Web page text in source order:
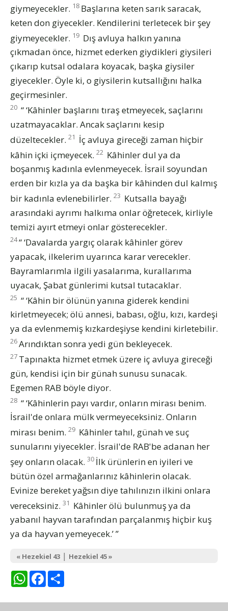
giymeyecekler. 18 Başlarına keten sarık saracak,
keten don giyecekler. Kendilerini terletecek bir şey
giymeyecekler. 19 Dış avluya halkın yanına
çıkmadan önce, hizmet ederken giydikleri giysileri
çıkarıp kutsal odalara koyacak, başka giysiler
giyecekler. Öyle ki, o giysilerin kutsallığını halka
geçirmesinler.
20 “ ‘Kâhinler başlarını tıraş etmeyecek, saçlarını
uzatmayacaklar. Ancak saçlarını kesip
düzeltecekler. 21 İç avluya gireceği zaman hiçbir
kâhin içki içmeyecek. 22 Kâhinler dul ya da
boşanmış kadınla evlenmeyecek. İsrail soyundan
erden bir kızla ya da başka bir kâhinden dul kalmış
bir kadınla evlenebilirler. 23 Kutsalla bayağı
arasındaki ayrımı halkıma onlar öğretecek, kirliyle
temizi ayırt etmeyi onlar gösterecekler.
24“ ‘Davalarda yargıç olarak kâhinler görev
yapacak, ilkelerim uyarınca karar verecekler.
Bayramlarımla ilgili yasalarıma, kurallarıma
uyacak, Şabat günlerimi kutsal tutacaklar.
25 “ ‘Kâhin bir ölünün yanına giderek kendini
kirletmeyecek; ölü annesi, babası, oğlu, kızı, kardeşi
ya da evlenmemiş kızkardeşiyse kendini kirletebilir.
26Arındıktan sonra yedi gün bekleyecek.
27 Tapınakta hizmet etmek üzere iç avluya gireceği
gün, kendisi için bir günah sunusu sunacak.
Egemen RAB böyle diyor.
28 “ ‘Kâhinlerin payı vardır, onların mirası benim.
İsrail'de onlara mülk vermeyeceksiniz. Onların
mirası benim. 29 Kâhinler tahıl, günah ve suç
sunularını yiyecekler. İsrail'de RAB'be adanan her
şey onların olacak. 30 İlk ürünlerin en iyileri ve
bütün özel armağanlarınız kâhinlerin olacak.
Evinize bereket yağsın diye tahılınızın ilkini onlara
vereceksiniz. 31 Kâhinler ölü bulunmuş ya da
yabanıl hayvan tarafından parçalanmış hiçbir kuş
ya da hayvan yemeyecek.’ ”
« Hezekiel 43 | Hezekiel 45 »
WhatsAppFacebook